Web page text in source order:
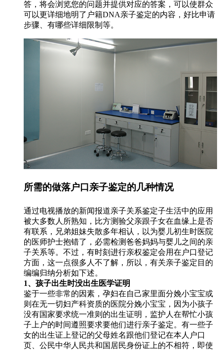
答，将会浏览您的问题并提供对应的答案，可以使群众
可以更详细地明了户籍DNA亲子鉴定的内容，好比申请
步骤、有哪些详细限制等。
所需的做落户口亲子鉴定的几种情况
通过电视播放的新闻报道亲子关系鉴定子生活中的应用
被大多数人所熟知，比方测验父亲跟子女在血缘上是否
有联系，兄弟姐妹失散多年相认，以为婴儿初生时医院
的医师护士抱错了，必需检测爸爸妈妈与婴儿之间的亲
子关系等。不过，有时刻进行亲权鉴定会用在户口登记
方面，这一点很多人不了解，所以，有关亲子鉴定目的
编编归纳分析如下述。
1、孩子出生时没出生医学证明
鉴于一些非常的因素，孕妇在自己家里面分娩小宝宝或
则在无一切妇产科资质的医院分娩小宝宝，因为小孩子
没有国家要求统一准则的出生证明，监护人在帮忙小孩
子上户的时间遵照要求要他们进行亲子鉴定。有一些子
女的出生证上登记的父母姓名跟他们登记在本人户口
页、公民中华人民共和国居民身份证上的不相符，即使